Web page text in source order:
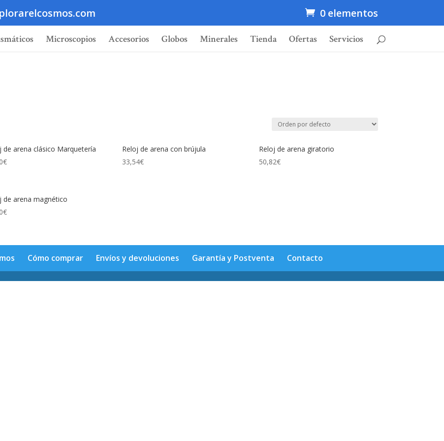
0 elementos
Microscopios Accesorios Globos Minerales Tienda Ofertas Servicios
de arena clásico Marquetería
€
Reloj de arena con brújula
33,54€
Reloj de arena giratorio
50,82€
de arena magnético
€
Cómo comprar Envíos y devoluciones Garantía y Postventa Contacto